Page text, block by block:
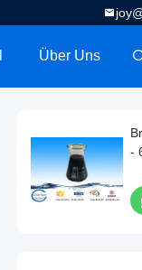
Über Uns
-